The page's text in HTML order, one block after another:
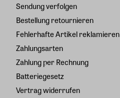
Sendung verfolgen
Bestellung retournieren
Fehlerhafte Artikel reklamieren
Zahlungsarten
Zahlung per Rechnung
Batteriegesetz
Vertrag widerrufen